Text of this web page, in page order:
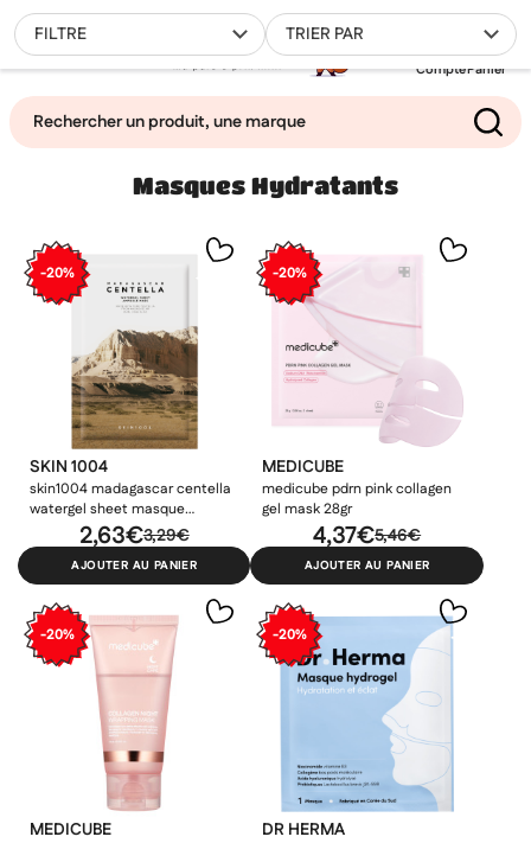
Compte
0
Panier
Filtrer
Mes favoris
TRIER PAR
FILTRE
Masques Hydratants
-20%
SKIN 1004
skin1004 madagascar centella
watergel sheet masque
ampoule 25ml
3,29€
2,63€
AJOUTER AU PANIER
-20%
MEDICUBE
medicube pdrn pink collagen
gel mask 28gr
5,46€
4,37€
AJOUTER AU PANIER
-20%
MEDICUBE
-20%
DR HERMA